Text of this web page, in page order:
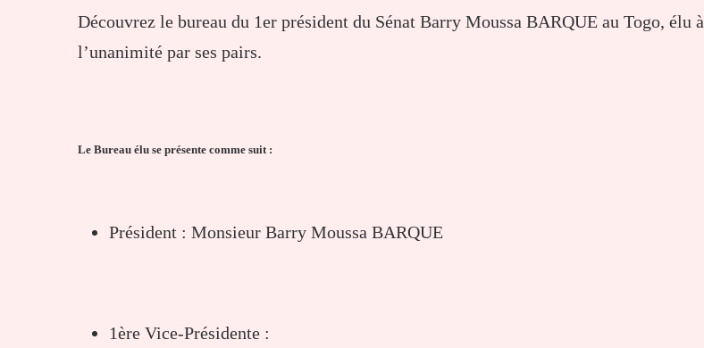
Découvrez le bureau du 1er président du Sénat Barry Moussa BARQUE au Togo, élu à
l’unanimité par ses pairs.
Le Bureau élu se présente comme suit :
Président : Monsieur Barry Moussa BARQUE
1ère Vice-Présidente :